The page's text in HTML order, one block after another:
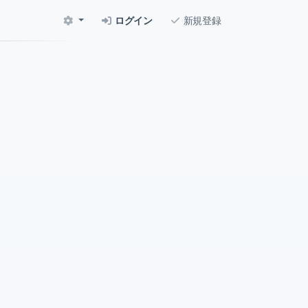
ログイン 新規登録